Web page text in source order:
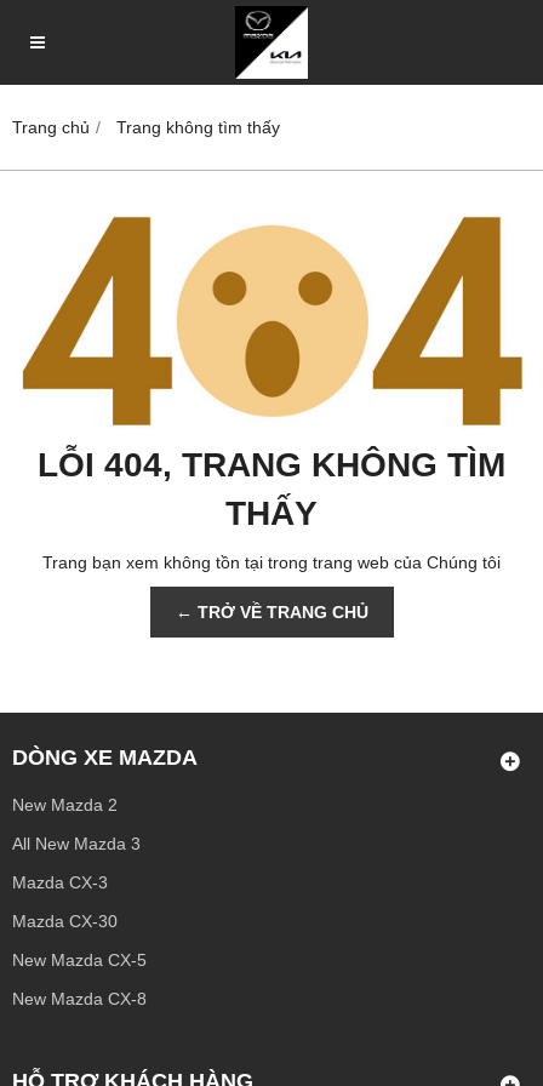
Trang chủ Trang không tìm thấy
LỖI 404, TRANG KHÔNG TÌM
THẤY
Trang bạn xem không tồn tại trong trang web của Chúng tôi
← TRỞ VỀ TRANG CHỦ
DÒNG XE MAZDA
New Mazda 2
All New Mazda 3
Mazda CX-3
Mazda CX-30
New Mazda CX-5
New Mazda CX-8